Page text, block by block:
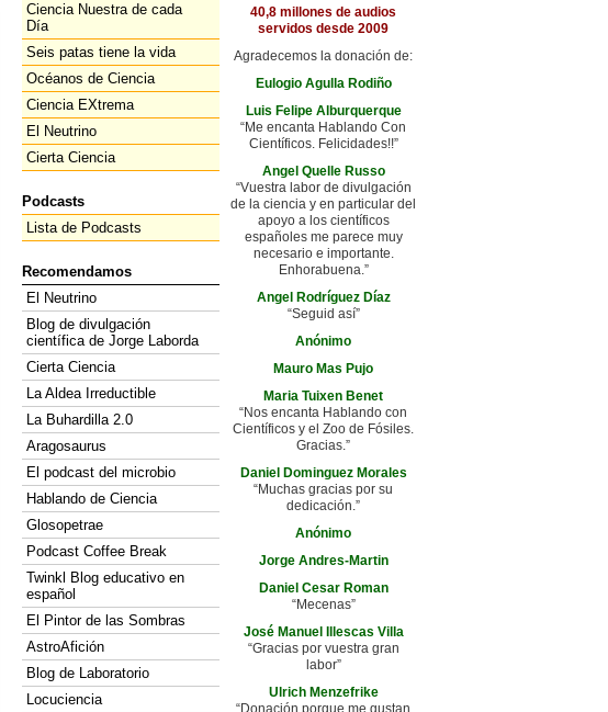
Ciencia Nuestra de cada
Día
Seis patas tiene la vida
Océanos de Ciencia
Ciencia EXtrema
El Neutrino
Cierta Ciencia
Podcasts
Lista de Podcasts
Recomendamos
El Neutrino
Blog de divulgación
científica de Jorge Laborda
Cierta Ciencia
La Aldea Irreductible
La Buhardilla 2.0
Aragosaurus
El podcast del microbio
Hablando de Ciencia
Glosopetrae
Podcast Coffee Break
Twinkl Blog educativo en
español
El Pintor de las Sombras
AstroAfición
Blog de Laboratorio
Locuciencia
40,8 millones de audios
servidos desde 2009
Agradecemos la donación de:
Eulogio Agulla Rodiño
Luis Felipe Alburquerque
“Me encanta Hablando Con
Científicos. Felicidades!!”
Angel Quelle Russo
“Vuestra labor de divulgación
de la ciencia y en particular del
apoyo a los científicos
españoles me parece muy
necesario e importante.
Enhorabuena.”
Angel Rodríguez Díaz
“Seguid así”
Anónimo
Mauro Mas Pujo
Maria Tuixen Benet
“Nos encanta Hablando con
Científicos y el Zoo de Fósiles.
Gracias.”
Daniel Dominguez Morales
“Muchas gracias por su
dedicación.”
Anónimo
Jorge Andres-Martin
Daniel Cesar Roman
“Mecenas”
José Manuel Illescas Villa
“Gracias por vuestra gran
labor”
Ulrich Menzefrike
“Donación porque me gustan